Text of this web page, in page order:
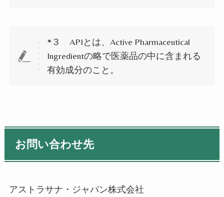
* ３APIとは、Active Pharmaceutical
Ingredientの略で医薬品の中に含まれる
有効成分のこと。
お問い合わせ先
アストラサナ・ジャパン株式会社